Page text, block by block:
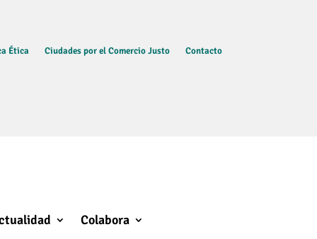
Ética Ciudades por el Comercio Justo Contacto
Colabora